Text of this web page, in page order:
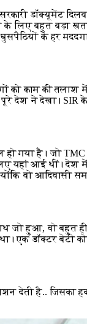
डॉक्यूमेंट
के लिए बहुत
के हर
को काम की
देश ने देखा।
गया है। जो
यहां आई थीं। देश
वो
हुआ, वो बहुत
एक डॉक्टर
देती है..